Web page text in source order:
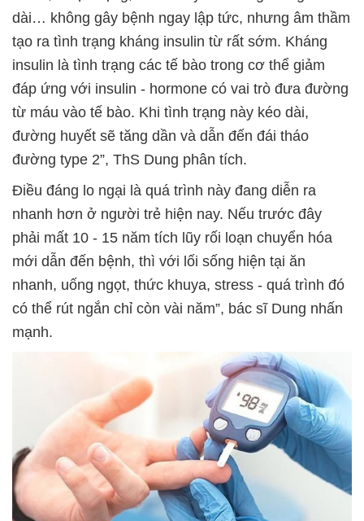
dài… không gây bệnh ngay lập tức, nhưng âm thầm
tạo ra tình trạng kháng insulin từ rất sớm. Kháng
insulin là tình trạng các tế bào trong cơ thể giảm
đáp ứng với insulin - hormone có vai trò đưa đường
từ máu vào tế bào. Khi tình trạng này kéo dài,
đường huyết sẽ tăng dần và dẫn đến đái tháo
đường type 2”, ThS Dung phân tích.
Điều đáng lo ngại là quá trình này đang diễn ra
nhanh hơn ở người trẻ hiện nay. Nếu trước đây
phải mất 10 - 15 năm tích lũy rối loạn chuyển hóa
mới dẫn đến bệnh, thì với lối sống hiện tại ăn
nhanh, uống ngọt, thức khuya, stress - quá trình đó
có thể rút ngắn chỉ còn vài năm”, bác sĩ Dung nhấn
mạnh.